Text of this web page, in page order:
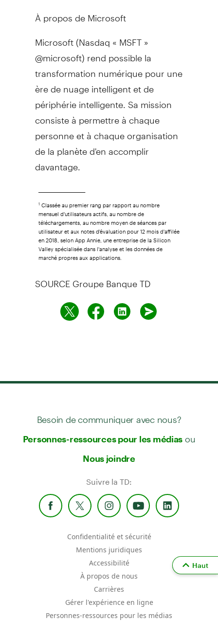
À propos de Microsoft
Microsoft (Nasdaq « MSFT »
@microsoft) rend possible la
transformation numérique pour une
ère de nuage intelligent et de
périphérie intelligente. Sa mission
consiste à permettre à chaque
personne et à chaque organisation
de la planète d'en accomplir
davantage.
1Classée au premier rang par rapport au nombre
mensuel d'utilisateurs actifs, au nombre de
téléchargements, au nombre moyen de séances par
utilisateur et aux notes d'évaluation pour 12 mois d'affilée
en 2018, selon App Annie, une entreprise de la Silicon
Valley spécialisée dans l'analyse et les données de
marché propres aux applications.
SOURCE Groupe Banque TD
Besoin de communiquer avec nous?
Personnes-ressources pour les médias ou
Nous joindre
Suivre la TD:
Confidentialité et sécurité
Mentions juridiques
Accessibilité
À propos de nous
Carrières
Gérer l'expérience en ligne
Personnes-ressources pour les médias
Haut